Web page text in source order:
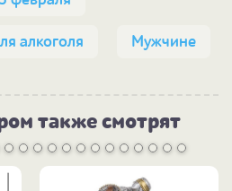
алкоголя Мужчине
также смотрят